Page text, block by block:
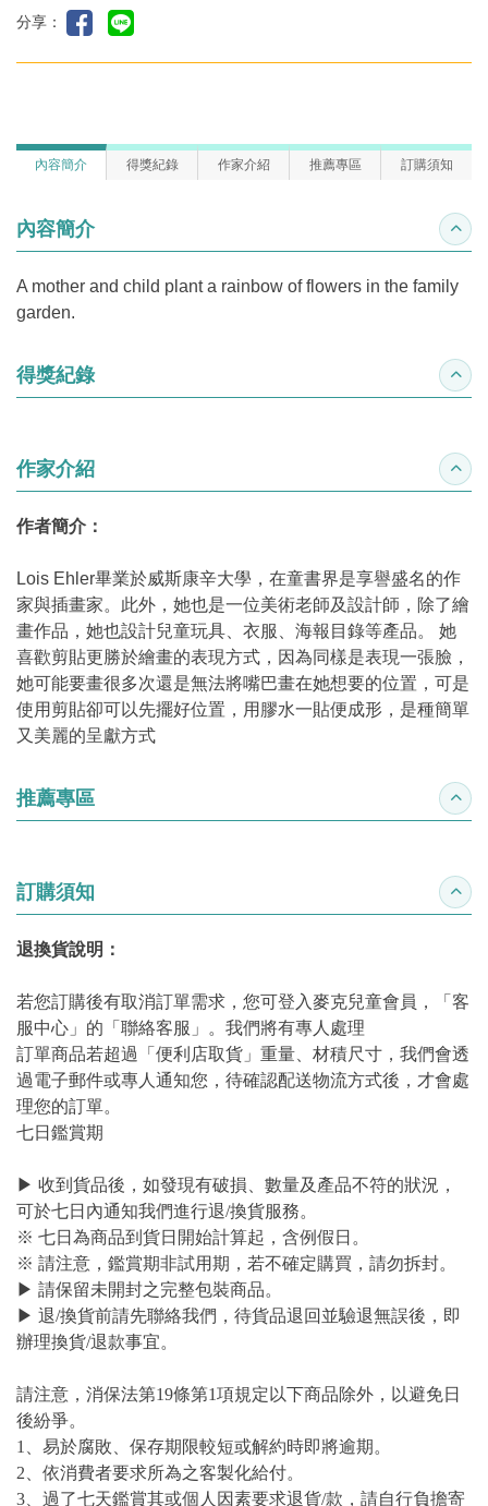
分享：
內容簡介 得獎紀錄 作家介紹 推薦專區 訂購須知
內容簡介 收合
A mother and child plant a rainbow of flowers in the family
garden.
得獎紀錄 收合
作家介紹 收合
作者簡介：
Lois Ehler畢業於威斯康辛大學，在童書界是享譽盛名的作
家與插畫家。此外，她也是一位美術老師及設計師，除了繪
畫作品，她也設計兒童玩具、衣服、海報目錄等產品。 她
喜歡剪貼更勝於繪畫的表現方式，因為同樣是表現一張臉，
她可能要畫很多次還是無法將嘴巴畫在她想要的位置，可是
使用剪貼卻可以先擺好位置，用膠水一貼便成形，是種簡單
又美麗的呈獻方式
推薦專區 收合
訂購須知 收合
退換貨說明：
若您訂購後有取消訂單需求，您可登入麥克兒童會員，「客
服中心」的「聯絡客服」。我們將有專人處理
訂單商品若超過「便利店取貨」重量、材積尺寸，我們會透
過電子郵件或專人通知您，待確認配送物流方式後，才會處
理您的訂單。
七日鑑賞期
▶ 收到貨品後，如發現有破損、數量及產品不符的狀況，
可於七日內通知我們進行退/換貨服務。
※ 七日為商品到貨日開始計算起，含例假日。
※ 請注意，鑑賞期非試用期，若不確定購買，請勿拆封。
▶ 請保留未開封之完整包裝商品。
▶ 退/換貨前請先聯絡我們，待貨品退回並驗退無誤後，即
辦理換貨/退款事宜。
請注意，消保法第19條第1項規定以下商品除外，以避免日
後紛爭。
1、易於腐敗、保存期限較短或解約時即將逾期。
2、依消費者要求所為之客製化給付。
3、過了七天鑑賞其或個人因素要求退貨/款，請自行負擔寄